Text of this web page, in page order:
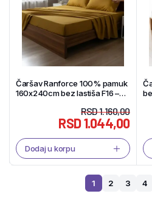
Čaršav Ranforce 100% pamuk
160x240cm bez lastiša F16 –
RSD1.160,00
RSD1.044,00
Dodaj u korpu
1 2 3 4